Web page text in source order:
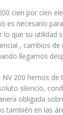
cien por cien
es necesario
lo que su utilidad
, cambios
llegamos
NV 200 hemos
silencio,
obligada
también en las